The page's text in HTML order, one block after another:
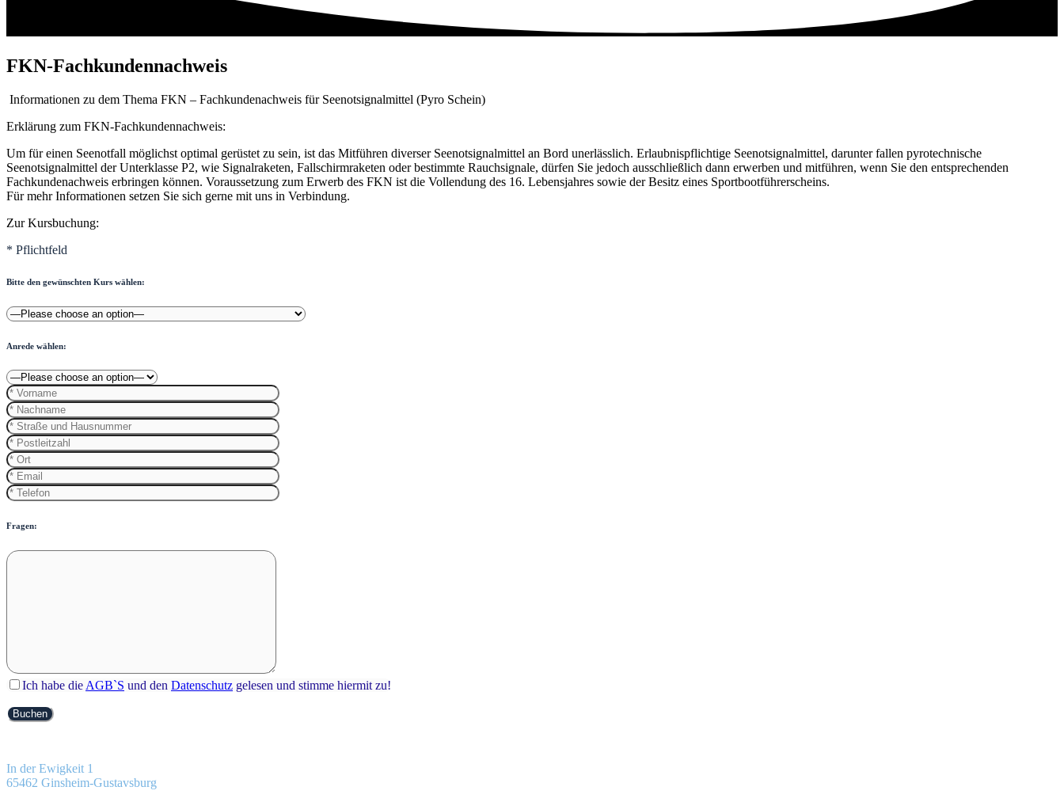
FKN-Fachkundennachweis
Informationen zu dem Thema FKN – Fachkundenachweis für Seenotsignalmittel (Pyro Schein)
Erklärung zum FKN-Fachkundennachweis​:
Um für einen Seenotfall möglichst optimal gerüstet zu sein, ist das Mitführen diverser Seenotsignalmittel an Bord unerlässlich. Erlaubnispflichtige Seenotsignalmittel, darunter fallen pyrotechnische
Seenotsignalmittel der Unterklasse P2, wie Signalraketen, Fallschirmraketen oder bestimmte Rauchsignale, dürfen Sie jedoch ausschließlich dann erwerben und mitführen, wenn Sie den entsprechenden
Fachkundenachweis erbringen können. Voraussetzung zum Erwerb des FKN ist die Vollendung des 16. Lebensjahres sowie der Besitz eines Sportbootführerscheins.
Für mehr Informationen setzen Sie sich gerne mit uns in Verbindung.
Zur Kursbuchung:
* Pflichtfeld
Bitte den gewünschten Kurs wählen:
Anrede wählen:
Fragen:
Ich habe dieAGB`S und den Datenschutz gelesen und stimme hiermit zu!
In der Ewigkeit 1
65462 Ginsheim-Gustavsburg